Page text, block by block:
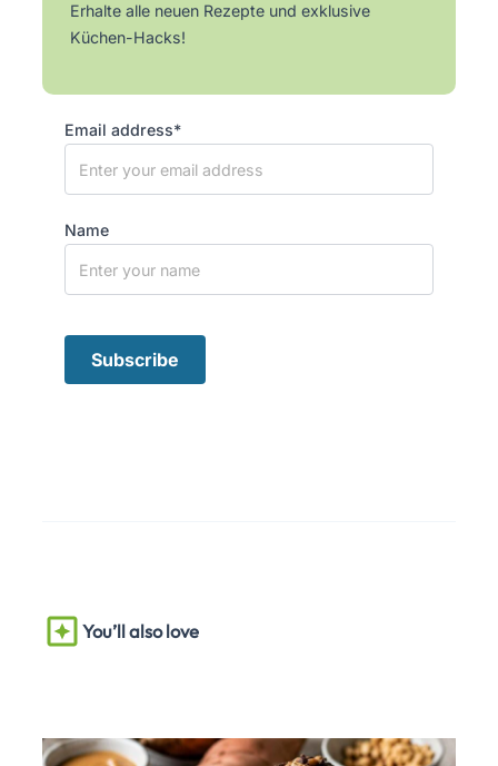
Erhalte alle neuen Rezepte und exklusive
Küchen-Hacks!
Email address*
Name
You’ll also love